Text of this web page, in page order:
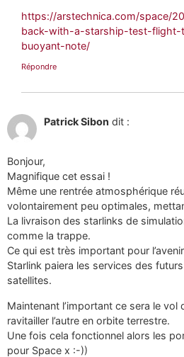
https://arstechnica.com/space/
back-with-a-starship-test-
buoyant-note/
Répondre
Patrick Sibon dit :
Bonjour,
Magnifique cet essai !
Même une rentrée atmosphérique
volontairement peu optimales,
La livraison des starlinks de
comme la trappe.
Ce qui est très important pour
Starlink paiera les services des
satellites.
Maintenant l’important ce sera le vol
ravitailler l’autre en orbite terrestre.
Une fois cela fonctionnel alors les
pour Space x :-))